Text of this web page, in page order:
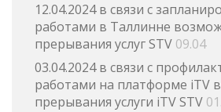
12.04.2024 в связи с
работами в Таллинне
прерывания услуг STV 09.04
03.04.2024 в связи с
работами на платформе iTV
прерывания услуги iTV STV